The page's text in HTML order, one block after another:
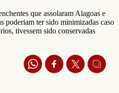
que assolaram Alagoas e
poderiam ter sido minimizadas caso
tivessem sido conservadas